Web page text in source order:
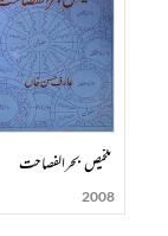
تلخیص بحرالفصاحت
2008